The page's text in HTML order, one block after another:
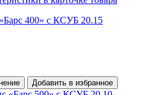
400» с КСУБ 20.15
Добавить в избранное